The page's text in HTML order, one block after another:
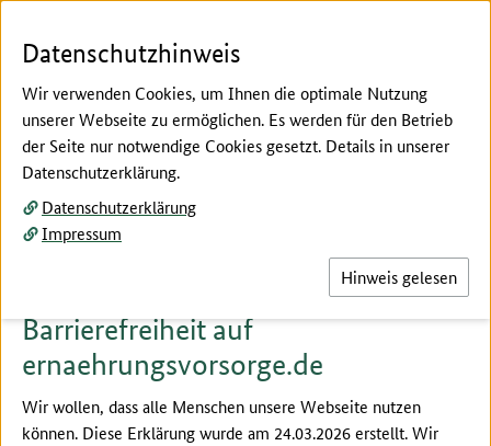
Hier beginnt der Hauptinhalt dieser Seite
in leichter Sprache
Erklärung zur Barrierefreiheit
Barrierefreiheit auf
ernaehrungsvorsorge.de
Wir wollen, dass alle Menschen unsere Webseite nutzen
können. Diese Erklärung wurde am 24.03.2026 erstellt. Wir
Datenschutzhinweis
Wir verwenden Cookies, um Ihnen die optimale Nutzung
unserer Webseite zu ermöglichen. Es werden für den Betrieb
der Seite nur notwendige Cookies gesetzt. Details in unserer
Datenschutzerklärung.
Datenschutzerklärung
Impressum
Hinweis gelesen